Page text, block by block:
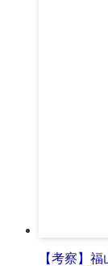
【考察】